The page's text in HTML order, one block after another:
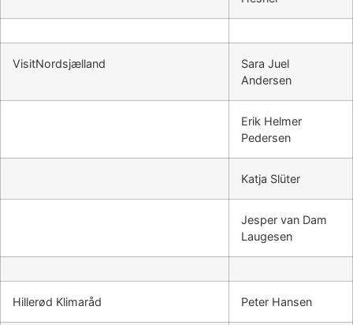
VisitNordsjælland
Sara Juel
Andersen
Erik Helmer
Pedersen
Katja Slüter
Jesper van Dam
Laugesen
Hillerød Klimaråd Peter Hansen